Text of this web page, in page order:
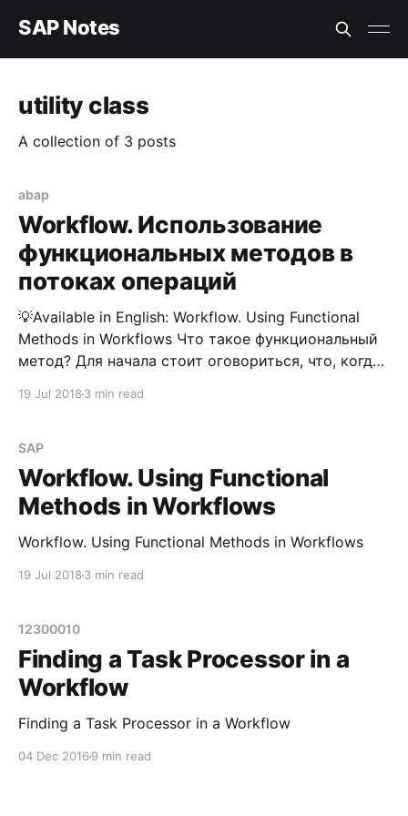
SAP Notes
utility class
A collection of 3 posts
abap
Workflow. Использование
функциональных методов в
потоках операций
💡Available in English: Workflow. Using Functional
Methods in Workflows Что такое функциональный
метод? Для начала стоит оговориться, что, когда
так называемых utility-классов. См. ABAP Classes
in Workflow
19 Jul 2018 3 min read
SAP
Workflow. Using Functional
Methods in Workflows
Workflow. Using Functional Methods in Workflows
19 Jul 2018 3 min read
12300010
Finding a Task Processor in a
Workflow
Finding a Task Processor in a Workflow
04 Dec 2016 9 min read